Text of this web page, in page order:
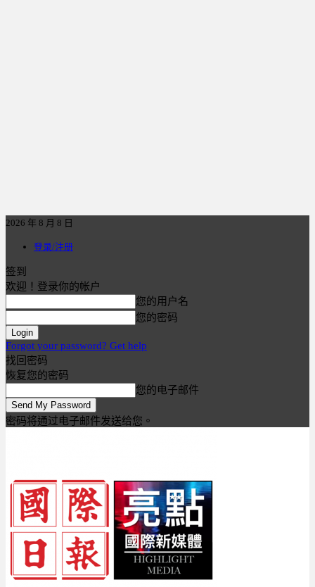
2026 年 8 月 8 日
登录/注册
签到
欢迎！登录你的帐户
您的用户名
您的密码
Forgot your password? Get help
找回密码
恢复您的密码
您的电子邮件
密码将通过电子邮件发送给您。